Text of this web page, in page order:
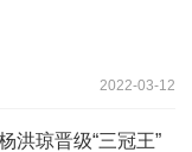
2022-03-12
洪琼晋级“三冠王”